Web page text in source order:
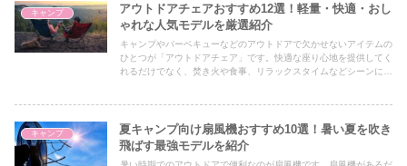
キャンプ
アウトドアチェアおすすめ12選！軽量・快適・おし
ゃれな人気モデルを厳選紹介
キャンプやバーベキューなどのアウトドアで欠かせないアイテムの
ひとつが「アウトドアチェア」です。快適な座り心地を提供してく
れるだけでなく、焚き火や食事、リラックスタイムなどシーンに合
先すべき？」と迷う人は少なくありません。
キャンプ
夏キャンプ向け扇風機おすすめ10選！暑い夏を吹き
飛ばす最強モデルを紹介